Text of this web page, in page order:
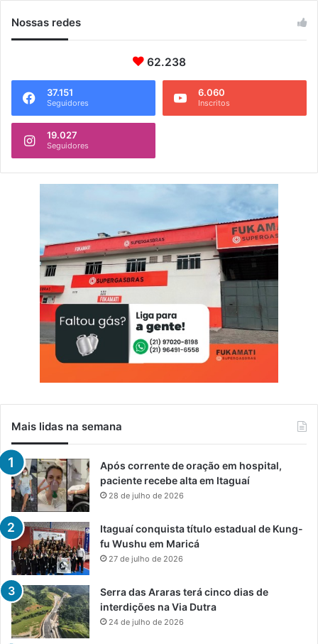
Nossas redes
62.238
37.151
Seguidores
6.060
Inscritos
19.027
Seguidores
Mais lidas na semana
Após corrente de oração em hospital,
paciente recebe alta em Itaguaí
28 de julho de 2026
Itaguaí conquista título estadual de Kung-
fu Wushu em Maricá
27 de julho de 2026
Serra das Araras terá cinco dias de
interdições na Via Dutra
24 de julho de 2026